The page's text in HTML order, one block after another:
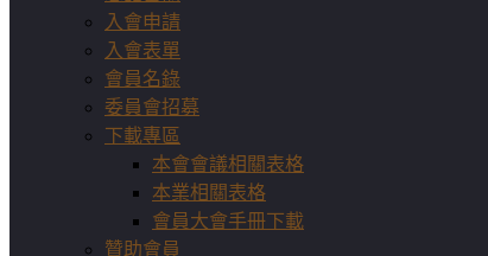
入會申請
入會表單
會員名錄
委員會招募
下載專區
本會會議相關表格
本業相關表格
會員大會手冊下載
贊助會員